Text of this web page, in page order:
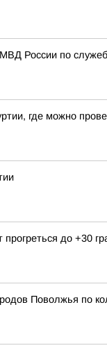
России по
где можно
до +30
Поволжья по